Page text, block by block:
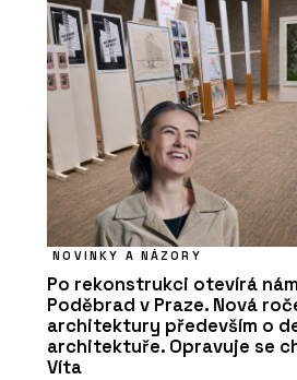
NOVINKY A NÁZORY
Po rekonstrukci otevírá
Poděbrad v Praze. Nová
architektury především o
architektuře. Opravuje se
Víta